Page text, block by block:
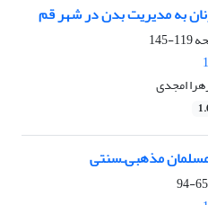
به مدیریت بدن در شهر قم
119-145
امجدی
مسلمان مذهبی‌ـ‌سنتی
65-94